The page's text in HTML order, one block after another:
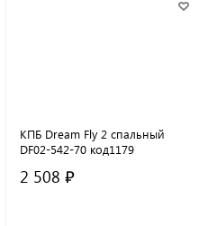
КПБ Dream Fly 2 спальный
DF02-542-70 код1179
2 508 ₽